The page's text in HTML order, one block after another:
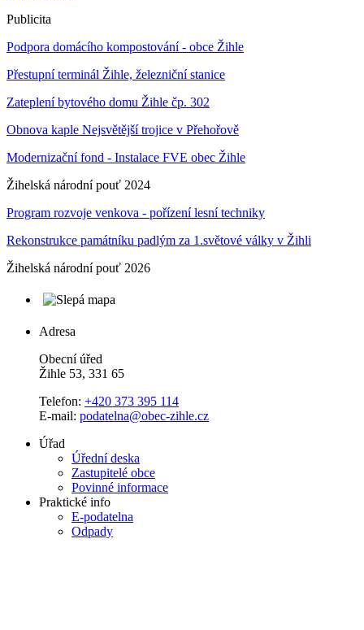
Publicita
Podpora domácího kompostování - obce Žihle
Přestupní terminál Žihle, železniční stanice
Zateplení bytového domu Žihle čp. 302
Obnova kaple Nejsvětější trojice v Přehořově
Modernizační fond - Instalace FVE obec Žihle
Žihelská národní pouť 2024
Program rozvoje venkova - pořízení lesní techniky
Rekonstrukce památníku padlým za 1.světové války v Žihli
Žihelská národní pouť 2026
Adresa
Obecní úřed
Žihle 53, 331 65
Telefon: +420 373 395 114
E-mail: podatelna@obec-zihle.cz
Úřad
Úřední deska
Zastupitelé obce
Povinné informace
Praktické info
E-podatelna
Odpady